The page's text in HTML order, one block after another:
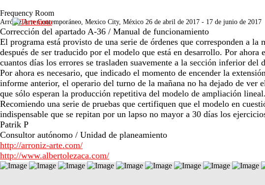
Frequency Room
Arróniz Arte Contemporáneo, Mexico City, México 26 de abril de 2017 - 17 de junio de 2017
Corrección del apartado A-36 / Manual de funcionamiento
El programa está provisto de una serie de órdenes que corresponden a
después de ser traducido por el modelo que está en desarrollo. Por
cuantos días los errores se trasladen suavemente a la sección inferior del
Por ahora es necesario, que indicado el momento de encender la
informe anterior, el operario del turno de la mañana no ha dejado de ver
que sólo esperan la producción repetitiva del modelo de ampliación lineal.
Recomiendo una serie de pruebas que certifiquen que el modelo en
indispensable que se repitan por un lapso no mayor a 30 días los
Patrik P
Consultor autónomo / Unidad de planeamiento
http://arroniz-arte.com/
http://www.albertolezaca.com/